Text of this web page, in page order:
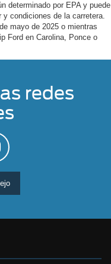
determinado por EPA y puede
condiciones de la carretera.
mayo de 2025 o mientras
Ford en Carolina, Ponce o
redes